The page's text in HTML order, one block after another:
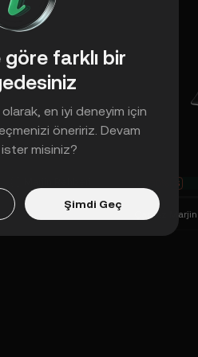
Çapraz Marjin
S
farklı bir
en iyi deneyim için
öneririz. Devam
misiniz?
Şimdi Geç